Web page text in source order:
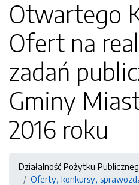
Otwartego
Ofert na
zadań
Gminy
2016 roku
Działalność Pożytku
Oferty, konkursy,